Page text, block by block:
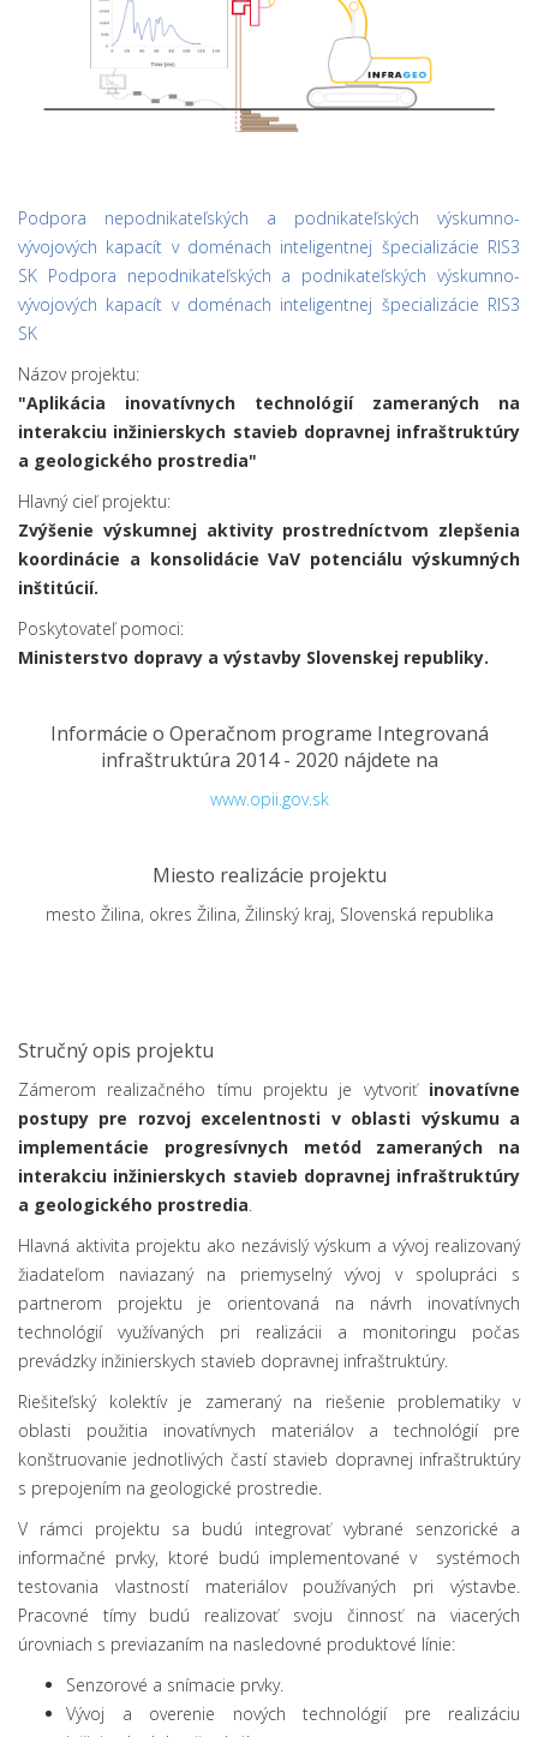
Podpora nepodnikateľských a podnikateľských výskumno-
vývojových kapacít v doménach inteligentnej špecializácie RIS3
SK Podpora nepodnikateľských a podnikateľských výskumno-
vývojových kapacít v doménach inteligentnej špecializácie RIS3
SK
Názov projektu:
"Aplikácia inovatívnych technológií zameraných na
interakciu inžinierskych stavieb dopravnej infraštruktúry
a geologického prostredia"
Hlavný cieľ projektu:
Zvýšenie výskumnej aktivity prostredníctvom zlepšenia
koordinácie a konsolidácie VaV potenciálu výskumných
inštitúcií.
Poskytovateľ pomoci:
Ministerstvo dopravy a výstavby Slovenskej republiky.
Informácie o Operačnom programe Integrovaná
infraštruktúra 2014 - 2020 nájdete na
www.opii.gov.sk
Miesto realizácie projektu
mesto Žilina, okres Žilina, Žilinský kraj, Slovenská republika
Stručný opis projektu
Zámerom realizačného tímu projektu je vytvoriť inovatívne
postupy pre rozvoj excelentnosti v oblasti výskumu a
implementácie progresívnych metód zameraných na
interakciu inžinierskych stavieb dopravnej infraštruktúry
a geologického prostredia.
Hlavná aktivita projektu ako nezávislý výskum a vývoj realizovaný
žiadateľom naviazaný na priemyselný vývoj v spolupráci s
partnerom projektu je orientovaná na návrh inovatívnych
technológií využívaných pri realizácii a monitoringu počas
prevádzky inžinierskych stavieb dopravnej infraštruktúry.
Riešiteľský kolektív je zameraný na riešenie problematiky v
oblasti použitia inovatívnych materiálov a technológií pre
konštruovanie jednotlivých častí stavieb dopravnej infraštruktúry
s prepojením na geologické prostredie.
V rámci projektu sa budú integrovať vybrané senzorické a
informačné prvky, ktoré budú implementované v systémoch
testovania vlastností materiálov používaných pri výstavbe.
Pracovné tímy budú realizovať svoju činnosť na viacerých
úrovniach s previazaním na nasledovné produktové línie:
Senzorové a snímacie prvky.
Vývoj a overenie nových technológií pre realizáciu